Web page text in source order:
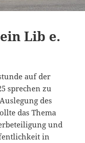
Lib e.
auf der
sprechen zu
des
das Thema
und
in